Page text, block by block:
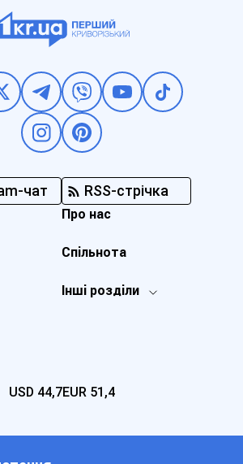
чат RSS-стрічка
Інші розділи
Про нас
Спільнота
USD 44,7EUR 51,4